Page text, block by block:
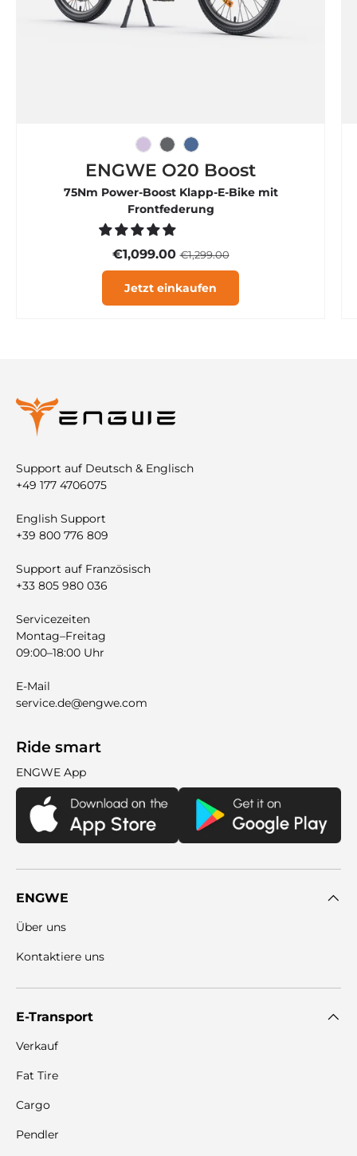
ENGWE O20 Boost
75Nm Power-Boost Klapp-E-Bike mit
Frontfederung
€1,099.00€1,299.00
Jetzt einkaufen
Support auf Deutsch & Englisch
+49 177 4706075
English Support
+39 800 776 809
Support auf Französisch
+33 805 980 036
Servicezeiten
Montag–Freitag
09:00–18:00 Uhr
E-Mail
service.de@engwe.com
Ride smart
ENGWE App
ENGWE
Über uns
Kontaktiere uns
E-Transport
Verkauf
Fat Tire
Cargo
Pendler